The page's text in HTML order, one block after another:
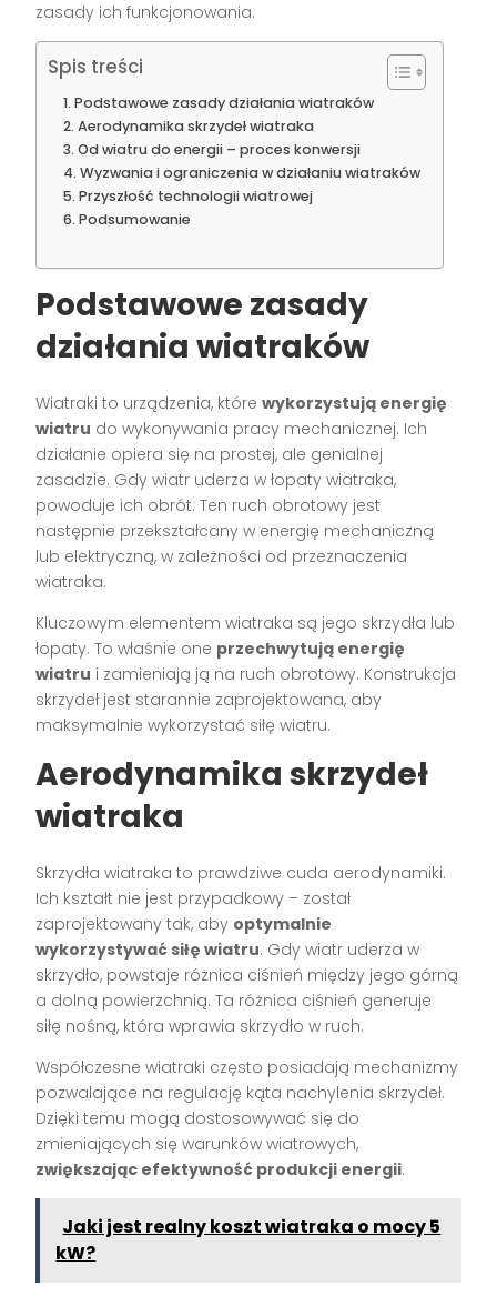
zasady ich funkcjonowania.
Spis treści
Podstawowe zasady działania wiatraków
Aerodynamika skrzydeł wiatraka
Od wiatru do energii – proces konwersji
Wyzwania i ograniczenia w działaniu wiatraków
Przyszłość technologii wiatrowej
Podsumowanie
Podstawowe zasady
działania wiatraków
Wiatraki to urządzenia, którewykorzystują energię
wiatru do wykonywania pracy mechanicznej. Ich
działanie opiera się na prostej, ale genialnej
zasadzie. Gdy wiatr uderza w łopaty wiatraka,
powoduje ich obrót. Ten ruch obrotowy jest
następnie przekształcany w energię mechaniczną
lub elektryczną, w zależności od przeznaczenia
wiatraka.
Kluczowym elementem wiatraka są jego skrzydła lub
łopaty. To właśnie one przechwytują energię
wiatru i zamieniają ją na ruch obrotowy. Konstrukcja
skrzydeł jest starannie zaprojektowana, aby
maksymalnie wykorzystać siłę wiatru.
Aerodynamika skrzydeł
wiatraka
Skrzydła wiatraka to prawdziwe cuda aerodynamiki.
Ich kształt nie jest przypadkowy – został
zaprojektowany tak, aby optymalnie
wykorzystywać siłę wiatru. Gdy wiatr uderza w
skrzydło, powstaje różnica ciśnień między jego górną
a dolną powierzchnią. Ta różnica ciśnień generuje
siłę nośną, która wprawia skrzydło w ruch.
Współczesne wiatraki często posiadają mechanizmy
pozwalające na regulację kąta nachylenia skrzydeł.
Dzięki temu mogą dostosowywać się do
zmieniających się warunków wiatrowych,
zwiększając efektywność produkcji energii.
Jaki jest realny koszt wiatraka o mocy 5
kW?